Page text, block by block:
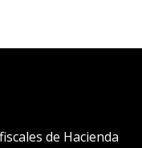
de Hacienda